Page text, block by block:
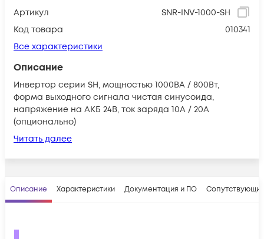
Артикул
SNR-INV-1000-SH
Код товара
010341
Все характеристики
Описание
Инвертор серии SH, мощностью 1000ВА / 800Вт,
форма выходного сигнала чистая синусоида,
напряжение на АКБ 24В, ток заряда 10A / 20A
(опционально)
Читать далее
Описание Характеристики Документация и ПО